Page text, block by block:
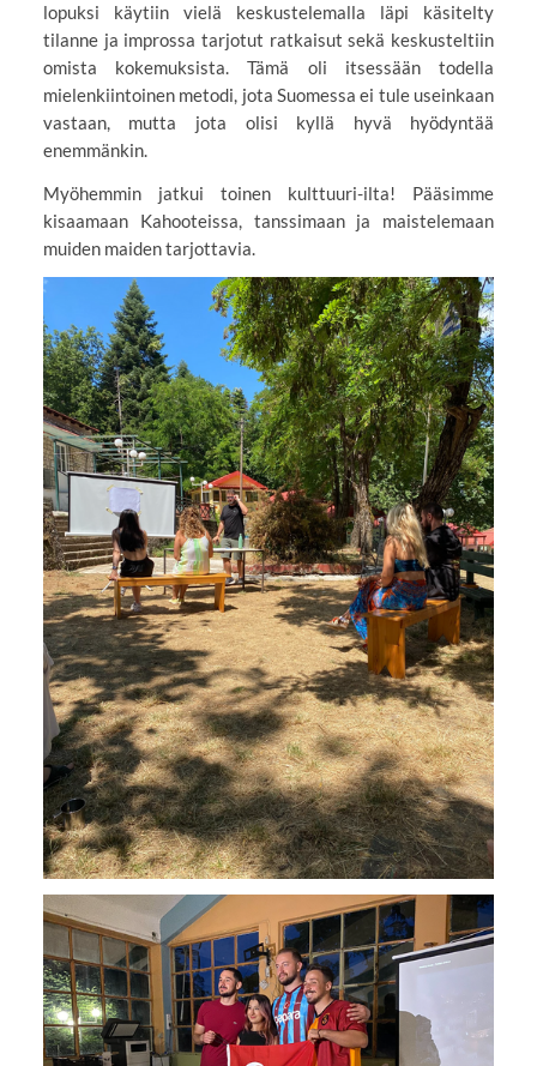
lopuksi käytiin vielä keskustelemalla läpi käsitelty
tilanne ja improssa tarjotut ratkaisut sekä keskusteltiin
omista kokemuksista. Tämä oli itsessään todella
mielenkiintoinen metodi, jota Suomessa ei tule useinkaan
vastaan, mutta jota olisi kyllä hyvä hyödyntää
enemmänkin.
Myöhemmin jatkui toinen kulttuuri-ilta! Pääsimme
kisaamaan Kahooteissa, tanssimaan ja maistelemaan
muiden maiden tarjottavia.